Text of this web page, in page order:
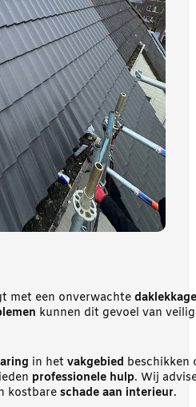
met een onverwachte daklekkage
kunnen dit gevoel van
in het vakgebied beschikken
professionele hulp. Wij
kostbare schade aan interieur.